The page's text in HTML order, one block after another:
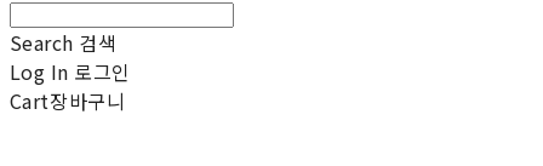
Search 검색
Log In 로그인
Cart장바구니